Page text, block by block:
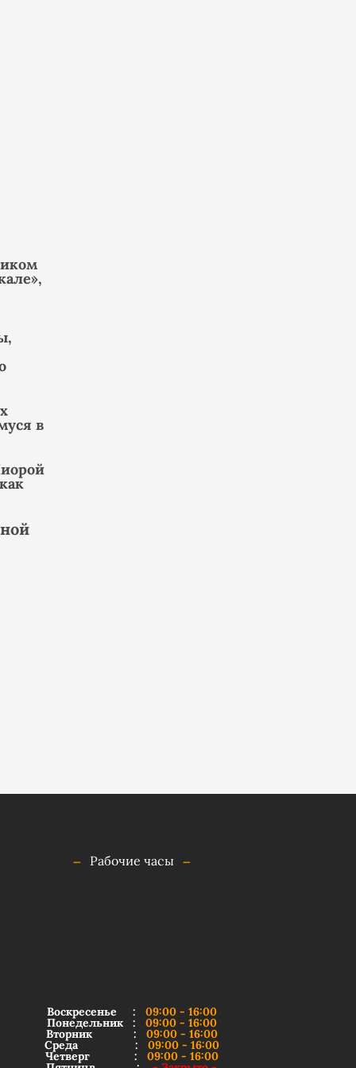
в
Рабочие часы
Воскресенье : 09:00 - 16:00
Понедельник : 09:00 - 16:00
Вторник : 09:00 - 16:00
Среда : 09:00 - 16:00
Четверг : 09:00 - 16:00